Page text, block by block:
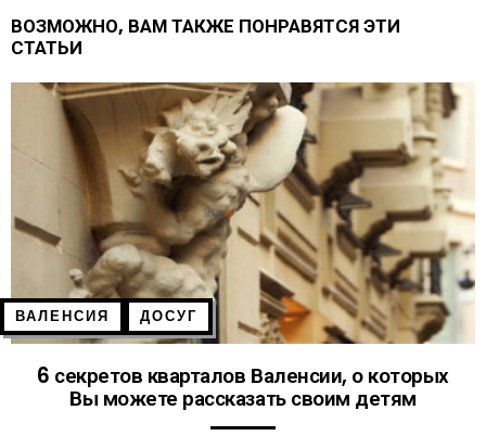
ВОЗМОЖНО, ВАМ ТАКЖЕ ПОНРАВЯТСЯ ЭТИ
СТАТЬИ
ВАЛЕНСИЯ ДОСУГ
6 секретов кварталов Валенсии, о которых
Вы можете рассказать своим детям